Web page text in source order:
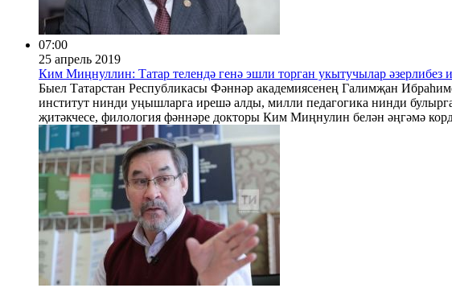
07:00
25 апрель 2019
Ким Миңнуллин: Татар телендә генә эшли торган укытучылар
Быел Татарстан Республикасы Фәннәр академиясенең Галимҗан
институт нинди уңышларга ирешә алды, милли педагогика нинди
җитәкчесе, филология фәннәре докторы Ким Миңнулин белән әңгәмә